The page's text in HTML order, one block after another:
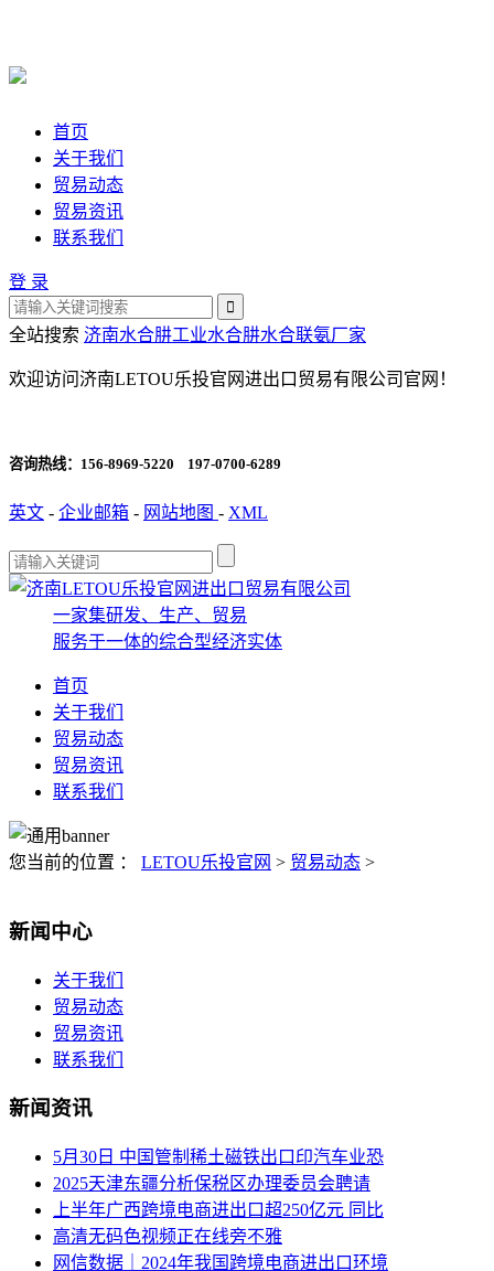
首页
关于我们
贸易动态
贸易资讯
联系我们
登 录
全站搜索 济南水合肼工业水合肼水合联氨厂家
欢迎访问济南LETOU乐投官网进出口贸易有限公司官网！
咨询热线： 156-8969-5220 197-0700-6289
英文 - 企业邮箱 - 网站地图 - XML
一家集研发、生产、贸易
服务于一体的综合型经济实体
首页
关于我们
贸易动态
贸易资讯
联系我们
您当前的位置 ： LETOU乐投官网 > 贸易动态 >
新闻中心
关于我们
贸易动态
贸易资讯
联系我们
新闻资讯
5月30日 中国管制稀土磁铁出口印汽车业恐
2025天津东疆分析保税区办理委员会聘请
上半年广西跨境电商进出口超250亿元 同比
高清无码色视频正在线旁不雅
网信数据｜2024年我国跨境电商进出口环境